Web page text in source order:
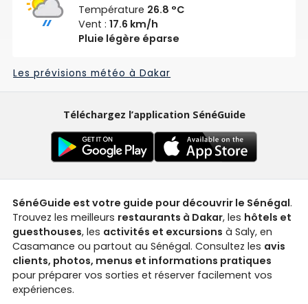
Température 26.8 °C
Vent :17.6 km/h
Pluie légère éparse
Les prévisions météo à Dakar
Téléchargez l’application SénéGuide
SénéGuide est votre guide pour découvrir le Sénégal.
Trouvez les meilleurs restaurants à Dakar, les hôtels et
guesthouses, les activités et excursions à Saly, en
Casamance ou partout au Sénégal. Consultez les avis
clients, photos, menus et informations pratiques
pour préparer vos sorties et réserver facilement vos
expériences.